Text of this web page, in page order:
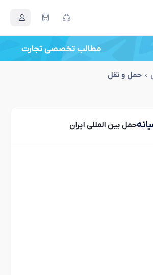
مطالب تخصصی تجارت
حمل و نقل
حمل بین المللی ایران